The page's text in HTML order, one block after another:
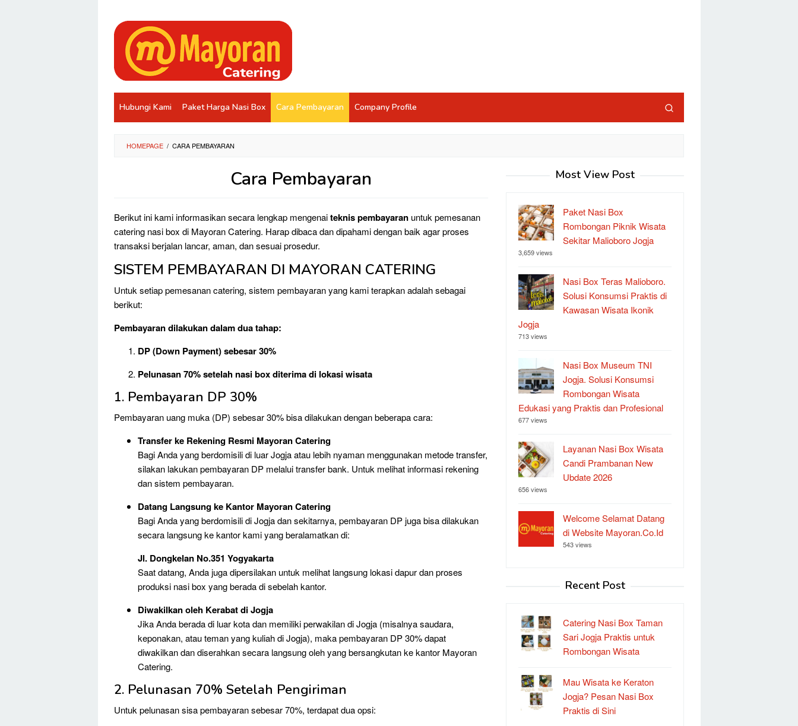
konten
Hubungi Kami Paket Harga Nasi Box Cara Pembayaran Company Profile
HOMEPAGE / CARA PEMBAYARAN
Cara Pembayaran
Mayoran
Diposting
pada
Juni
Berikut ini kami informasikan secara lengkap mengenaiteknis pembayaran untuk pemesanan
catering nasi box di Mayoran Catering. Harap dibaca dan dipahami dengan baik agar proses
transaksi berjalan lancar, aman, dan sesuai prosedur.
SISTEM PEMBAYARAN DI MAYORAN CATERING
Untuk setiap pemesanan catering, sistem pembayaran yang kami terapkan adalah sebagai
berikut:
Pembayaran dilakukan dalam dua tahap:
DP (Down Payment) sebesar 30%
Pelunasan 70% setelah nasi box diterima di lokasi wisata
1. Pembayaran DP 30%
Pembayaran uang muka (DP) sebesar 30% bisa dilakukan dengan beberapa cara:
Transfer ke Rekening Resmi Mayoran Catering
Bagi Anda yang berdomisili di luar Jogja atau lebih nyaman menggunakan metode transfer,
silakan lakukan pembayaran DP melalui transfer bank. Untuk melihat informasi rekening
dan sistem pembayaran.
Datang Langsung ke Kantor Mayoran Catering
Bagi Anda yang berdomisili di Jogja dan sekitarnya, pembayaran DP juga bisa dilakukan
secara langsung ke kantor kami yang beralamatkan di:
Jl. Dongkelan No.351 Yogyakarta
Saat datang, Anda juga dipersilakan untuk melihat langsung lokasi dapur dan proses
produksi nasi box yang berada di sebelah kantor.
Diwakilkan oleh Kerabat di Jogja
Jika Anda berada di luar kota dan memiliki perwakilan di Jogja (misalnya saudara,
keponakan, atau teman yang kuliah di Jogja), maka pembayaran DP 30% dapat
diwakilkan dan diserahkan secara langsung oleh yang bersangkutan ke kantor Mayoran
Catering.
2. Pelunasan 70% Setelah Pengiriman
Untuk pelunasan sisa pembayaran sebesar 70%, terdapat dua opsi:
Most View Post
Paket Nasi Box
Rombongan Piknik Wisata
Sekitar Malioboro Jogja
3,659 views
Nasi Box Teras Malioboro.
Solusi Konsumsi Praktis di
Kawasan Wisata Ikonik
Jogja
713 views
Nasi Box Museum TNI
Jogja. Solusi Konsumsi
Rombongan Wisata
Edukasi yang Praktis dan Profesional
677 views
Layanan Nasi Box Wisata
Candi Prambanan New
Ubdate 2026
656 views
Welcome Selamat Datang
di Website Mayoran.Co.Id
543 views
Recent Post
Catering Nasi Box Taman
Sari Jogja Praktis untuk
Rombongan Wisata
Mau Wisata ke Keraton
Jogja? Pesan Nasi Box
Praktis di Sini